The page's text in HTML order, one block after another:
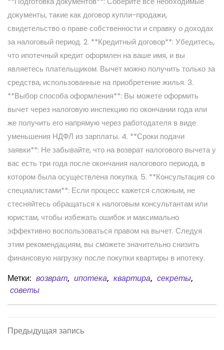
документы, такие как договор купли-продажи,
свидетельство о праве собственности и справку о доходах
за налоговый период. 2. **Кредитный договор**: Убедитесь,
что ипотечный кредит оформлен на ваше имя, и вы
являетесь плательщиком. Вычет можно получить только за
средства, использованные на приобретение жилья. 3.
**Выбор способа оформления**: Вы можете оформить
вычет через налоговую инспекцию по окончании года или
же получить его напрямую через работодателя в виде
уменьшения НДФЛ из зарплаты. 4. **Сроки подачи
заявки**: Не забывайте, что на возврат налогового вычета у
вас есть три года после окончания налогового периода, в
котором была осуществлена покупка. 5. **Консультация со
специалистами**: Если процесс кажется сложным, не
стесняйтесь обращаться к налоговым консультантам или
юристам, чтобы избежать ошибок и максимально
эффективно воспользоваться правом на вычет. Следуя
этим рекомендациям, вы сможете значительно снизить
финансовую нагрузку после покупки квартиры в ипотеку.
Метки: возврат, ипотека, квартира, секреты,
советы
Навигация
Предыдущая
Предыдущая запись